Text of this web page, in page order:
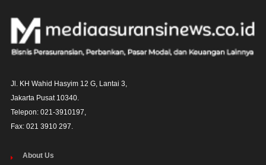
Jl. KH Wahid Hasyim 12 G, Lantai 3,
Jakarta Pusat 10340.
Telepon: 021-3910197,
Fax: 021 3910 297.
About Us